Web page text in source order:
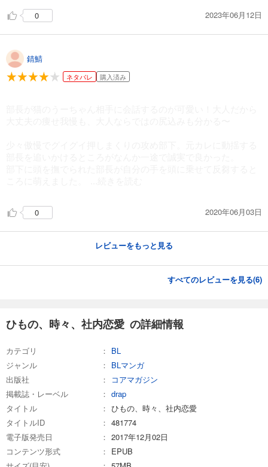
0 2023年06月12日
錆鯖
ネタバレ 購入済み
0 2020年06月03日
レビューをもっと見る
すべてのレビューを見る(6)
ひもの、時々、社内恋愛 の詳細情報
カテゴリ
BL
ジャンル
BLマンガ
出版社
コアマガジン
掲載誌・レーベル
drap
タイトル
ひもの、時々、社内恋愛
タイトルID
481774
電子版発売日
2017年12月02日
コンテンツ形式
EPUB